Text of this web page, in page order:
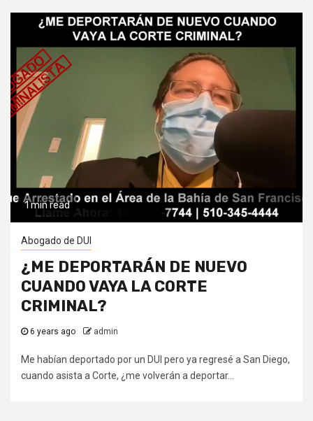
1 min read
Abogado de DUI
¿ME DEPORTARÁN DE NUEVO
CUANDO VAYA LA CORTE
CRIMINAL?
6 years ago admin
Me habían deportado por un DUI pero ya regresé a San Diego,
cuando asista a Corte, ¿me volverán a deportar...